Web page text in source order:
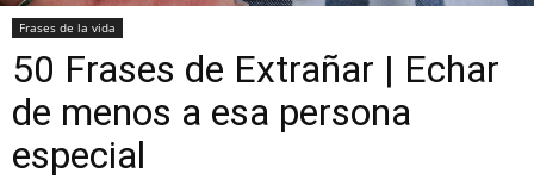
Frases de la vida
50 Frases de Extrañar | Echar
de menos a esa persona
especial